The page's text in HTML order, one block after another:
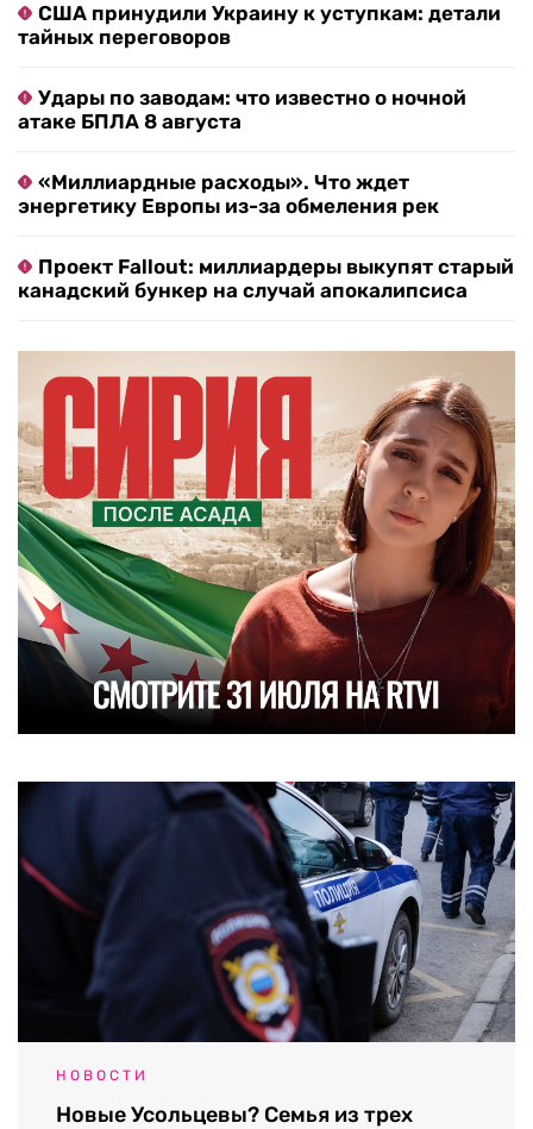
США принудили Украину к уступкам: детали
тайных переговоров
Удары по заводам: что известно о ночной
атаке БПЛА 8 августа
«Миллиардные расходы». Что ждет
энергетику Европы из-за обмеления рек
Проект Fallout: миллиардеры выкупят старый
канадский бункер на случай апокалипсиса
НОВОСТИ
Новые Усольцевы? Семья из трех